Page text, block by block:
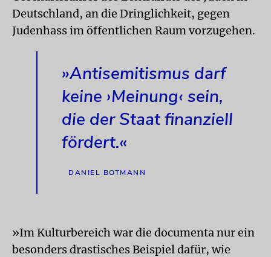
Deutschland, an die Dringlichkeit, gegen
Judenhass im öffentlichen Raum vorzugehen.
»Antisemitismus darf
keine ›Meinung‹ sein,
die der Staat finanziell
fördert.«
DANIEL BOTMANN
»Im Kulturbereich war die documenta nur ein
besonders drastisches Beispiel dafür, wie